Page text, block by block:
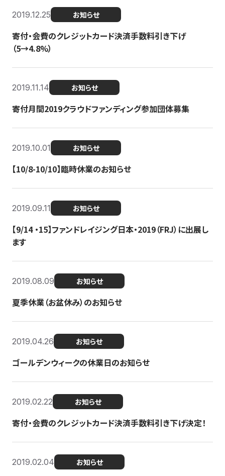
2019.12.25 お知らせ
寄付・会費のクレジットカード決済手数料引き下げ
（5→4.8%）
2019.11.14 お知らせ
寄付月間2019クラウドファンディング参加団体募集
2019.10.01 お知らせ
【10/8-10/10】臨時休業のお知らせ
2019.09.11 お知らせ
【9/14 ・15】ファンドレイジング日本・2019（FRJ）に出展し
ます
2019.08.09 お知らせ
夏季休業（お盆休み）のお知らせ
2019.04.26 お知らせ
ゴールデンウィークの休業日のお知らせ
2019.02.22 お知らせ
寄付・会費のクレジットカード決済手数料引き下げ決定！
2019.02.04 お知らせ